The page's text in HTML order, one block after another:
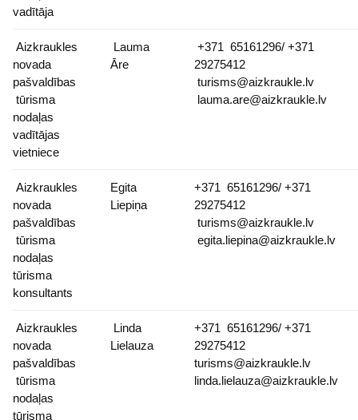
vadītāja
Aizkraukles
novada
pašvaldības
tūrisma
nodaļas
vadītājas
vietniece
Lauma
Āre
+371 65161296/ +371
29275412
turisms@aizkraukle.lv
lauma.are@aizkraukle.lv
Aizkraukles
novada
pašvaldības
tūrisma
nodaļas
tūrisma
konsultants
Egita
Liepiņa
+371 65161296/ +371
29275412
turisms@aizkraukle.lv
egita.liepina@aizkraukle.lv
Aizkraukles
novada
pašvaldības
tūrisma
nodaļas
tūrisma
Linda
Lielauza
+371 65161296/ +371
29275412
turisms@aizkraukle.lv
linda.lielauza@aizkraukle.lv